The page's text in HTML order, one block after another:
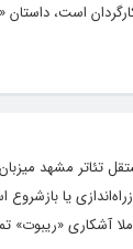
است،
یا
آشکاری «ریبوت»